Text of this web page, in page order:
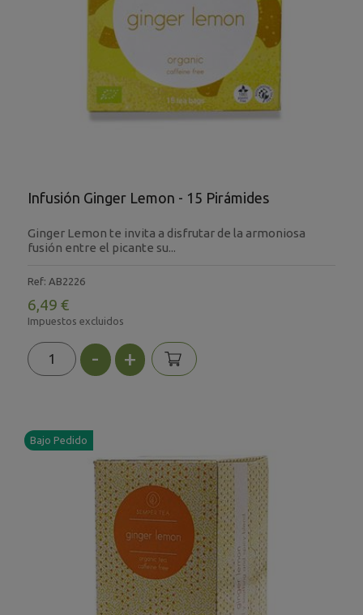
Infusión Ginger Lemon - 15 Pirámides
Ginger Lemon te invita a disfrutar de la armoniosa
fusión entre el picante su...
Ref: AB2226
6,49 €
Impuestos excluidos
- +
Bajo Pedido